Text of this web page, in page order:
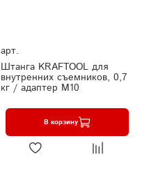
арт.
Штанга KRAFTOOL для
внутренних съемников, 0,7
кг / адаптер М10
В корзину